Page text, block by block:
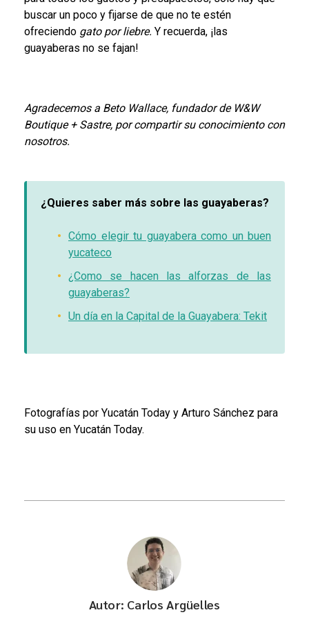
buscar un poco y fijarse de que no te estén
ofreciendo gato por liebre. Y recuerda, ¡las
guayaberas no se fajan!
Agradecemos a Beto Wallace, fundador de W&W
Boutique + Sastre, por compartir su conocimiento con
nosotros.
¿Quieres saber más sobre las guayaberas?
Cómo elegir tu guayabera como un buen
yucateco
¿Como se hacen las alforzas de las
guayaberas?
Un día en la Capital de la Guayabera: Tekit
Fotografías por Yucatán Today y Arturo Sánchez para
su uso en Yucatán Today.
Autor: Carlos Argüelles